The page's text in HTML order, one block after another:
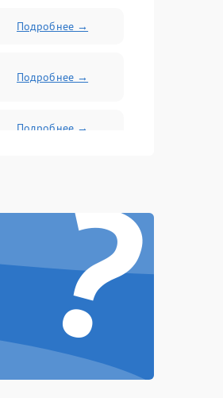
Подробнее →
Подробнее →
Подробнее →
?